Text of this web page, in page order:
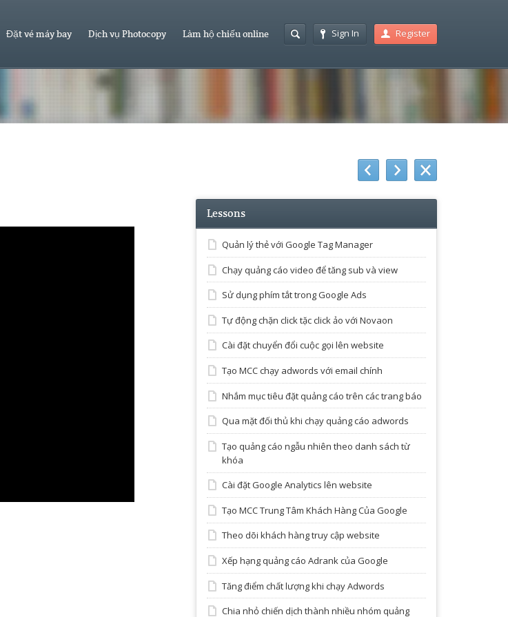
Sign In Register
Đặt vé máy bay Dịch vụ Photocopy Làm hộ chiếu online
Lessons
Quản lý thẻ với Google Tag Manager
Chạy quảng cáo video để tăng sub và view
Sử dụng phím tắt trong Google Ads
Tự động chặn click tặc click ảo với Novaon
Cài đặt chuyển đổi cuộc gọi lên website
Tạo MCC chạy adwords với email chính
Nhắm mục tiêu đặt quảng cáo trên các trang báo
Qua mặt đối thủ khi chạy quảng cáo adwords
Tạo quảng cáo ngẫu nhiên theo danh sách từ
khóa
Cài đặt Google Analytics lên website
Tạo MCC Trung Tâm Khách Hàng Của Google
Theo dõi khách hàng truy cập website
Xếp hạng quảng cáo Adrank của Google
Tăng điểm chất lượng khi chạy Adwords
Chia nhỏ chiến dịch thành nhiều nhóm quảng